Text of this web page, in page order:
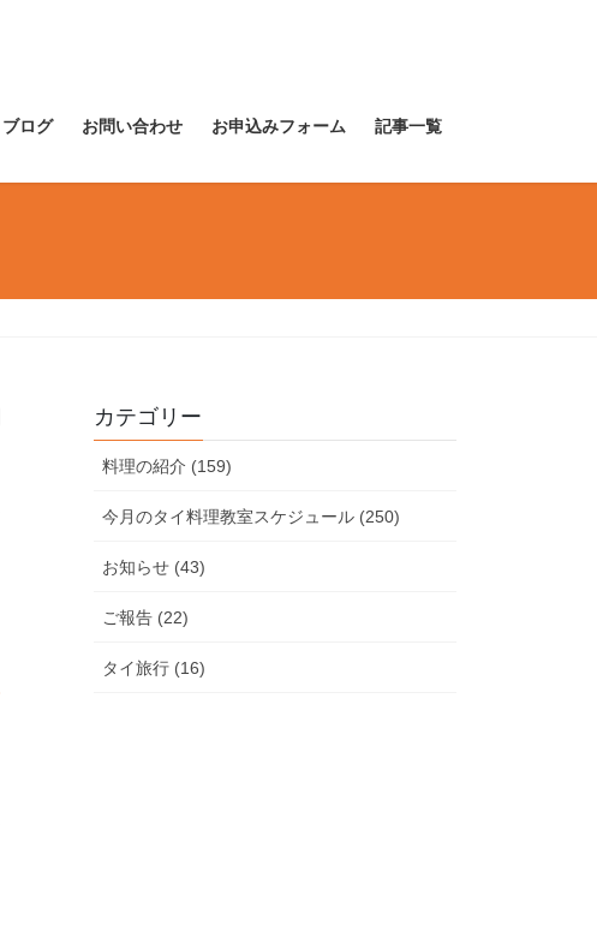
ブログ お問い合わせ お申込みフォーム 記事一覧
カテゴリー
料理の紹介 (159)
今月のタイ料理教室スケジュール (250)
お知らせ (43)
ご報告 (22)
タイ旅行 (16)